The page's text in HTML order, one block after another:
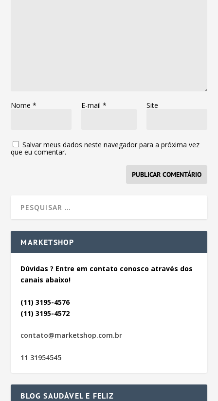
Nome* E-mail * Site
Salvar meus dados neste navegador para a próxima vez
que eu comentar.
MARKETSHOP
Dúvidas ? Entre em contato conosco através dos
canais abaixo!
(11) 3195-4576
(11) 3195-4572
contato@marketshop.com.br
11 31954545
BLOG SAUDÁVEL E FELIZ